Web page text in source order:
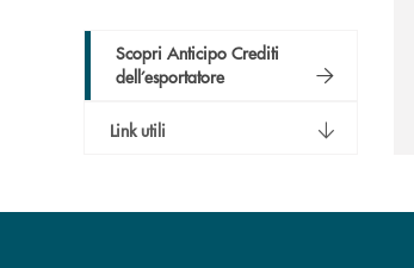
Scopri Anticipo Crediti
dell’esportatore
Link utili